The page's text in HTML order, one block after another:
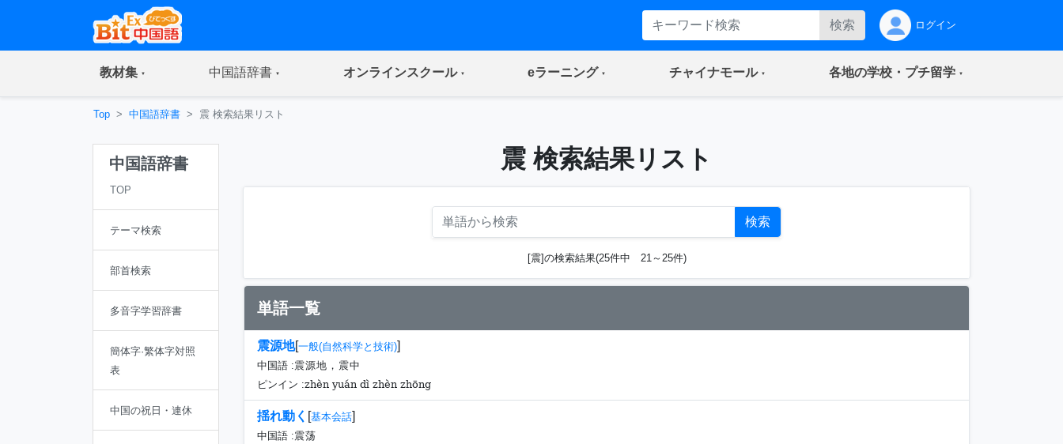
検索 ログイン
教材集(current) 中国語辞書(current) オンラインスクール(current) eラーニング(current) チャイナモール(current) 各地の学校・プチ留学(current)
Top 中国語辞書 震 検索結果リスト
中国語辞書
TOP
テーマ検索
部首検索
多音字学習辞書
簡体字·繁体字対照
表
中国の祝日・連休
震 検索結果リスト
検索
[震]の検索結果(25件中 21～25件)
単語一覧
震源地[一般(自然科学と技術)]
中国語 :震源地，震中
ピンイン :zhèn yuán dì zhèn zhōng
揺れ動く [基本会話]
中国語 :震荡